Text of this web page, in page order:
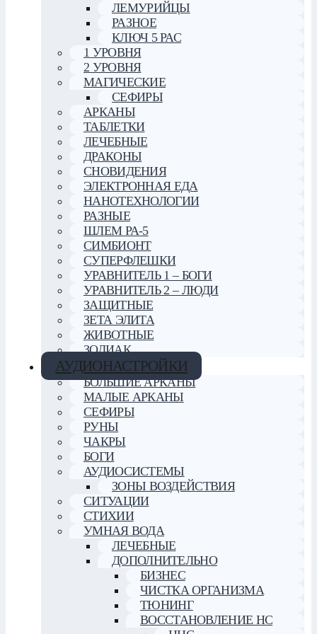
ЛЕМУРИЙЦЫ
РАЗНОЕ
КЛЮЧ 5 РАС
1 УРОВНЯ
2 УРОВНЯ
МАГИЧЕСКИЕ
СЕФИРЫ
АРКАНЫ
ТАБЛЕТКИ
ЛЕЧЕБНЫЕ
ДРАКОНЫ
СНОВИДЕНИЯ
ЭЛЕКТРОННАЯ ЕДА
НАНОТЕХНОЛОГИИ
РАЗНЫЕ
ШЛЕМ РА-5
СИМБИОНТ
СУПЕРФЛЕШКИ
УРАВНИТЕЛЬ 1 – БОГИ
УРАВНИТЕЛЬ 2 – ЛЮДИ
ЗАЩИТНЫЕ
ЗЕТА ЭЛИТА
ЖИВОТНЫЕ
ЗОДИАК
АУДИОНАСТРОЙКИ
БОЛЬШИЕ АРКАНЫ
МАЛЫЕ АРКАНЫ
СЕФИРЫ
РУНЫ
ЧАКРЫ
БОГИ
АУДИОСИСТЕМЫ
ЗОНЫ ВОЗДЕЙСТВИЯ
СИТУАЦИИ
СТИХИИ
УМНАЯ ВОДА
ЛЕЧЕБНЫЕ
ДОПОЛНИТЕЛЬНО
БИЗНЕС
ЧИСТКА ОРГАНИЗМА
ТЮНИНГ
ВОССТАНОВЛЕНИЕ НС